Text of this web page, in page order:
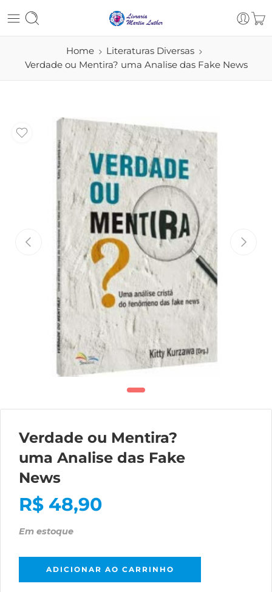
Home
Literaturas Diversas
Verdade ou Mentira? uma Analise das Fake News
Verdade ou Mentira?
uma Analise das Fake
News
R$ 48,90
Em estoque
ADICIONAR AO CARRINHO